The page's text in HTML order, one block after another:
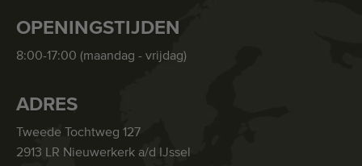
OPENINGSTIJDEN
8:00-17:00 (maandag - vrijdag)
ADRES
Tweede Tochtweg 127
2913 LR Nieuwerkerk a/d IJssel